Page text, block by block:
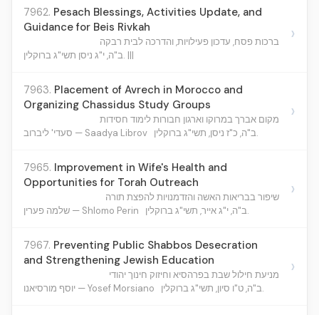
7962. Pesach Blessings, Activities Update, and
Guidance for Beis Rivkah
ברכות פסח, עדכון פעילויות, והדרכה לבית רבקה
ב"ה, י"ג ניסן תשי"ג ברוקלין. |||
›
7963. Placement of Avrech in Morocco and
Organizing Chassidus Study Groups
מקום אברך במרוקו וארגון חבורות לימוד חסידות
סעדי' ליברוב — Saadya Librov
ב"ה, כ"ז ניסן, תשי"ג ברוקלין.
›
7965. Improvement in Wife's Health and
Opportunities for Torah Outreach
שיפור בבריאות האשה והזדמנויות להפצת תורה
שלמה פערין — Shlomo Perin
ב"ה, י"ג אייר, תשי"ג ברוקלין.
›
7967. Preventing Public Shabbos Desecration
and Strengthening Jewish Education
מניעת חילול שבת בפרהסיא וחיזוק חינוך יהודי
יוסף מורסיאנו — Yosef Morsiano
ב"ה, ט"ו סיון, תשי"ג ברוקלין.
›